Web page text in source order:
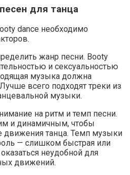
для танца
dance необходимо
жанр песни. Booty
и сексуальностью
музыка должна
всего подходят треки из
музыки.
на ритм и темп песни.
и динамичным, чтобы
движения танца. Темп музыки
— слишком быстрая или
неудобной для
движений.